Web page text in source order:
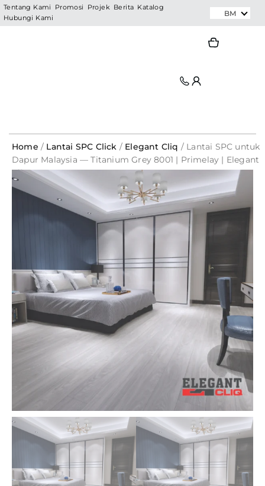
Skip
to
Tentang Kami Promosi Projek Berita Katalog
Hubungi Kami
BM
Home / Lantai SPC Click / Elegant Cliq / Lantai SPC untuk
Dapur Malaysia — Titanium Grey 8001 | Primelay | Elegant
Cliq